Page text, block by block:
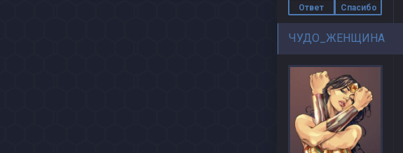
Ответ Спасибо
ЧУДО_ЖЕНЩИНА